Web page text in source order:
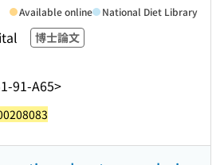
博士論文
91-A65>
Available online National Diet Library